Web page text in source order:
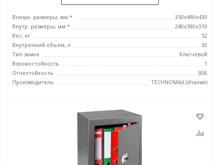
Внешн. размеры, мм *
350х490х430
Внутр. размеры, мм *
240х380х310
Вес, кг
52
Внутренний объем, л
30
Тип замка
Ключевой
Взломостойкость
1
Огнестойкость
30Б
Производитель
TECHNOMAX (Италия)